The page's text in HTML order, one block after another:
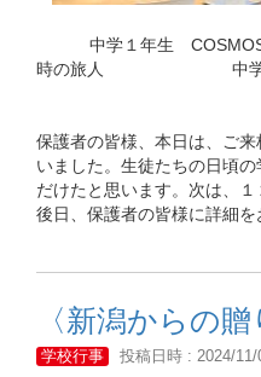
中学１年生
時の旅人 中学３
保護者の皆様、本日は、ご
いました。生徒たちの日頃
だけたと思います。次は、１
後日、保護者の皆様に詳細
〈新潟からの贈
学校行事 投稿日時 : 2024/11/